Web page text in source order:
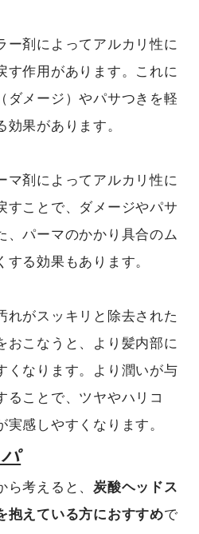
ー剤によってアルカリ性に
す作用があります。これに
ダメージ）やパサつきを軽
果があります。
マ剤によってアルカリ性に
すことで、ダメージやパサ
、パーマのかかり具合のム
る効果もあります。
れがスッキリと除去された
おこなうと、より髪内部に
くなります。より潤いが与
ることで、ツヤやハリコ
感しやすくなります。
ら考えると、炭酸ヘッドス
抱えている方におすすめで